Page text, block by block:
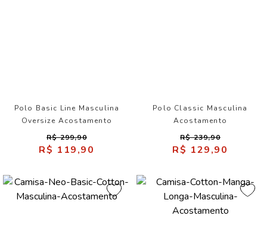
Polo Basic Line Masculina
Oversize Acostamento
R$ 299,90
R$ 119,90
Polo Classic Masculina
Acostamento
R$ 239,90
R$ 129,90